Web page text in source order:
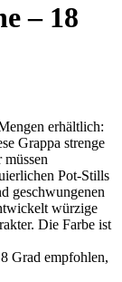
– 18
erhältlich:
Grappa strenge
Pot-Stills
geschwungenen
würzige
Die Farbe ist
Grad empfohlen,